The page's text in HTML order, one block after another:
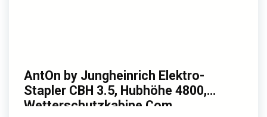
AntOn by Jungheinrich Elektro-
Stapler CBH 3.5, Hubhöhe 4800,
Wetterschutzkabine Com